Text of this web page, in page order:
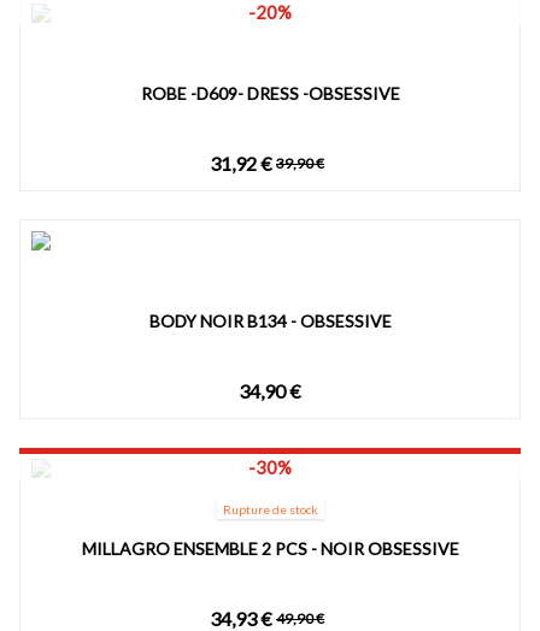
-20%
ROBE -D609- DRESS -OBSESSIVE
31,92 € 39,90 €
BODY NOIR B134 - OBSESSIVE
34,90 €
-30%
Rupture de stock
MILLAGRO ENSEMBLE 2 PCS - NOIR OBSESSIVE
34,93 € 49,90 €